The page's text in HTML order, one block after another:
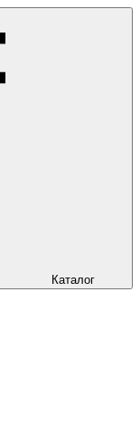
Каталог